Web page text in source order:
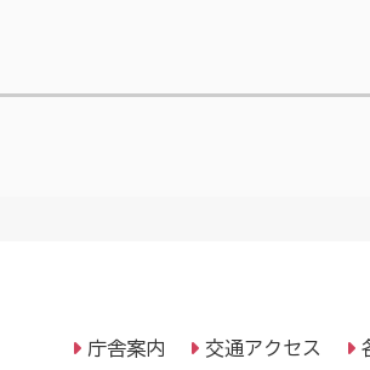
庁舎案内 交通アクセス